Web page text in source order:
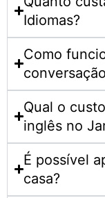
Idiomas?​
Como
Qual o
inglês no
É possível
casa?